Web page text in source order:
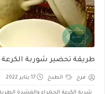
طريقة تحضير شوربة الكرعة
فرح الطبخ 17 يناير 2022